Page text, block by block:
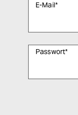
E-Mail*
Passwort*